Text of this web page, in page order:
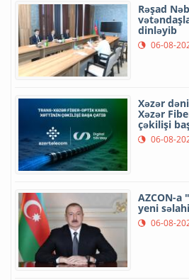
Rəşad
dinləyib
06-08-
Xəzər
Xəzər
çəkilişi
06-08-
AZCON-a
yeni
06-08-